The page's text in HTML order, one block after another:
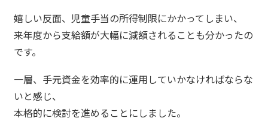
嬉しい反面、児童手当の所得制限にかかってしまい、
来年度から支給額が大幅に減額されることも分かったの
です。
一層、手元資金を効率的に運用していかなければならな
いと感じ、
本格的に検討を進めることにしました。